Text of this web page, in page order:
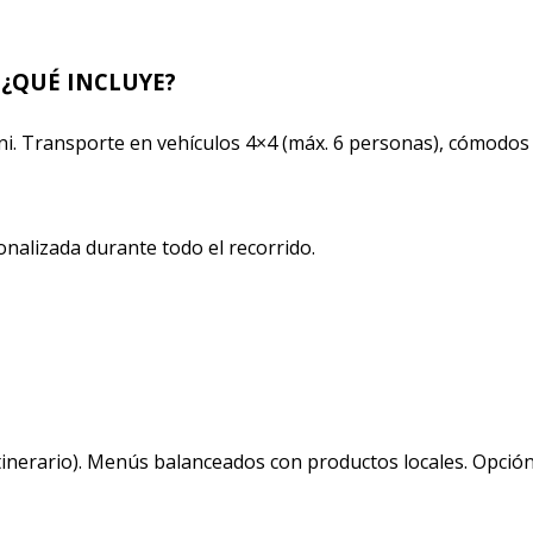
¿QUÉ INCLUYE?
Transporte en vehículos 4×4 (máx. 6 personas),
durante todo el recorrido.
Menús balanceados con productos locales.